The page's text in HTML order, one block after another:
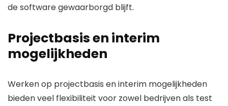
de software gewaarborgd blijft.
Projectbasis en interim
mogelijkheden
Werken op projectbasis en interim mogelijkheden
bieden veel flexibiliteit voor zowel bedrijven als test